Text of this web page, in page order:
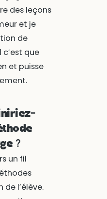
des leçons
et je
de
c’est que
et puisse
?
un fil
l’élève.